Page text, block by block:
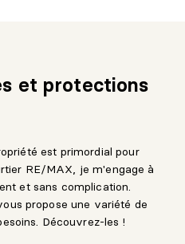
et protections
est primordial pour
RE/MAX, je m'engage à
et sans complication.
propose une variété de
Découvrez-les !